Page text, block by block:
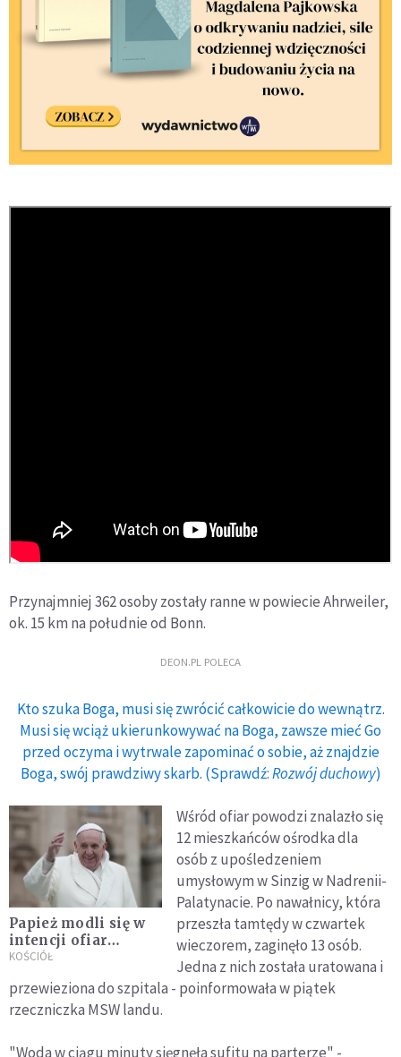
Przynajmniej 362 osoby zostały ranne w powiecie Ahrweiler,
ok. 15 km na południe od Bonn.
DEON.PL POLECA
Kto szuka Boga, musi się zwrócić całkowicie do wewnątrz.
Musi się wciąż ukierunkowywać na Boga, zawsze mieć Go
przed oczyma i wytrwale zapominać o sobie, aż znajdzie
Boga, swój prawdziwy skarb. (Sprawdź:Rozwój duchowy)
Papież modli się w
intencji ofiar
powodzi w
KOŚCIÓŁ
Wśród ofiar powodzi znalazło się
12 mieszkańców ośrodka dla
osób z upośledzeniem
umysłowym w Sinzig w Nadrenii-
Palatynacie. Po nawałnicy, która
przeszła tamtędy w czwartek
wieczorem, zaginęło 13 osób.
Jedna z nich została uratowana i
przewieziona do szpitala - poinformowała w piątek
rzeczniczka MSW landu.
"Woda w ciągu minuty sięgnęła sufitu na parterze" -